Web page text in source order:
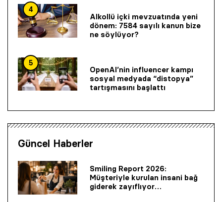
4
Alkollü içki mevzuatında yeni
dönem: 7584 sayılı kanun bize
ne söylüyor?
5
OpenAI’nin influencer kampı
sosyal medyada “distopya”
tartışmasını başlattı
Güncel Haberler
Smiling Report 2026:
Müşteriyle kurulan insani bağ
giderek zayıflıyor…